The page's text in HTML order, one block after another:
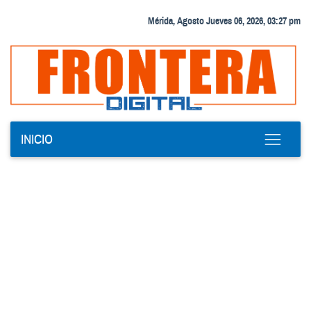
Mérida, Agosto Jueves 06, 2026, 03:27 pm
INICIO